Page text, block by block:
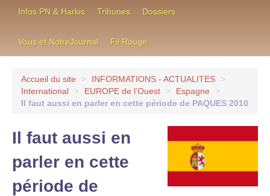
Infos PN & Harkis Tribunes Dossiers
Vous et NotreJournal Fil Rouge
Accueil du site > INFORMATIONS - ACTUALITES
>
International
> EUROPE de l’Ouest > Espagne
>
Il faut aussi en parler en cette période de PAQUES 2010
Il faut aussi en
parler en cette
période de